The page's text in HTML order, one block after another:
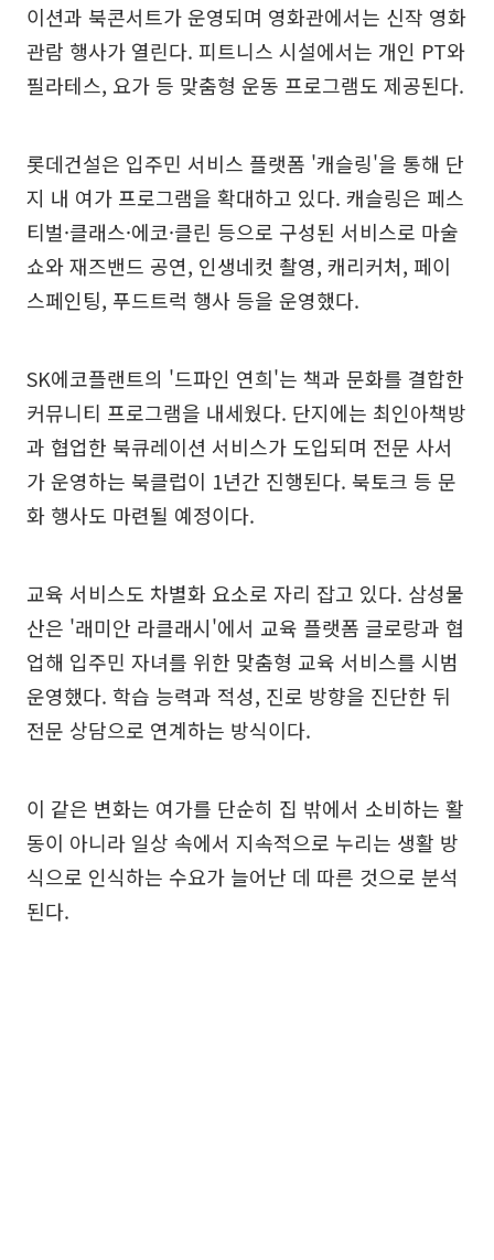
이션과 북콘서트가 운영되며 영화관에서는 신작 영화
관람 행사가 열린다. 피트니스 시설에서는 개인 PT와
필라테스, 요가 등 맞춤형 운동 프로그램도 제공된다.
롯데건설은 입주민 서비스 플랫폼 '캐슬링'을 통해 단
지 내 여가 프로그램을 확대하고 있다. 캐슬링은 페스
티벌·클래스·에코·클린 등으로 구성된 서비스로 마술
쇼와 재즈밴드 공연, 인생네컷 촬영, 캐리커처, 페이
스페인팅, 푸드트럭 행사 등을 운영했다.
SK에코플랜트의 '드파인 연희'는 책과 문화를 결합한
커뮤니티 프로그램을 내세웠다. 단지에는 최인아책방
과 협업한 북큐레이션 서비스가 도입되며 전문 사서
가 운영하는 북클럽이 1년간 진행된다. 북토크 등 문
화 행사도 마련될 예정이다.
교육 서비스도 차별화 요소로 자리 잡고 있다. 삼성물
산은 '래미안 라클래시'에서 교육 플랫폼 글로랑과 협
업해 입주민 자녀를 위한 맞춤형 교육 서비스를 시범
운영했다. 학습 능력과 적성, 진로 방향을 진단한 뒤
전문 상담으로 연계하는 방식이다.
이 같은 변화는 여가를 단순히 집 밖에서 소비하는 활
동이 아니라 일상 속에서 지속적으로 누리는 생활 방
식으로 인식하는 수요가 늘어난 데 따른 것으로 분석
된다.